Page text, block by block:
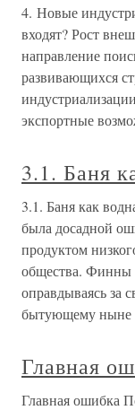
4. Новые
входят? Рост
направление
развивающихся
экспортные
3.1. Баня
3.1. Баня как
была досадной
продуктом
общества. Финны
оправдываясь за
бытующему
Главная
Главная ошибка